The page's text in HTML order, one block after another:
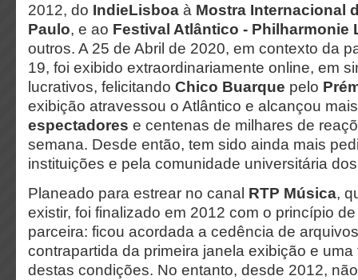
2012, do IndieLisboa à Mostra Internacional
Paulo, e ao Festival Atlântico - Philharmonie
outros. A 25 de Abril de 2020, em contexto da
19, foi exibido extraordinariamente online, em
lucrativos, felicitando Chico Buarque pelo
exibição atravessou o Atlântico e alcançou
espectadores e centenas de milhares de
semana. Desde então, tem sido ainda mais
instituições e pela comunidade universitária
Planeado para estrear no canal RTP Música,
existir, foi finalizado em 2012 com o princípio
parceira: ficou acordada a cedência de
contrapartida da primeira janela exibição e
destas condições. No entanto, desde 2012,